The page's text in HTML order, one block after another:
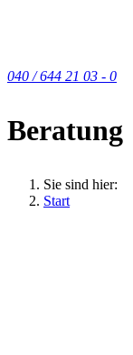
040 / 644 21 03 - 0
Beratung
Sie sind hier:
Start